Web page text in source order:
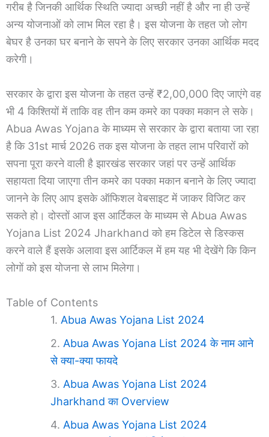
गरीब है जिनकी आर्थिक स्थिति ज्यादा अच्छी नहीं है और ना ही उन्हें
अन्य योजनाओं को लाभ मिल रहा है। इस योजना के तहत जो लोग
बेघर है उनका घर बनाने के सपने के लिए सरकार उनका आर्थिक मदद
करेगी।
सरकार के द्वारा इस योजना के तहत उन्हें ₹2,00,000 दिए जाएंगे वह
भी 4 किश्तियों में ताकि वह तीन कम कमरे का पक्का मकान ले सके।
Abua Awas Yojana के माध्यम से सरकार के द्वारा बताया जा रहा
है कि 31st मार्च 2026 तक इस योजना के तहत लाभ परिवारों को
सपना पूरा करने वाली है झारखंड सरकार जहां पर उन्हें आर्थिक
सहायता दिया जाएगा तीन कमरे का पक्का मकान बनाने के लिए ज्यादा
जानने के लिए आप इसके ऑफिशल वेबसाइट में जाकर विजिट कर
सकते हो। दोस्तों आज इस आर्टिकल के माध्यम से Abua Awas
Yojana List 2024 Jharkhand को हम डिटेल से डिस्कस
करने वाले हैं इसके अलावा इस आर्टिकल में हम यह भी देखेंगे कि किन
लोगों को इस योजना से लाभ मिलेगा।
Table of Contents
Abua Awas Yojana List 2024
Abua Awas Yojana List 2024 के नाम आने
से क्या-क्या फायदे
Abua Awas Yojana List 2024
Jharkhand का Overview
Abua Awas Yojana List 2024